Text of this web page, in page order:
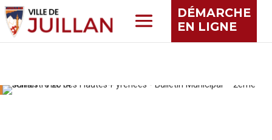
DÉMARCHE
EN LIGNE